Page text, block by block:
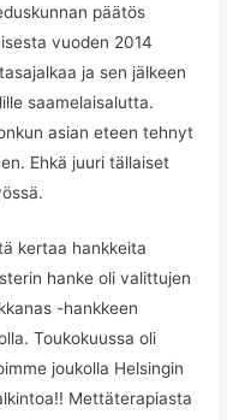
päätös
vuoden 2014
ja sen jälkeen
saamelaisalutta.
asian eteen tehnyt
Ehkä juuri tällaiset
kertaa hankkeita
hanke oli valittujen
-hankkeen
Toukokuussa oli
joukolla Helsingin
Mettäterapiasta